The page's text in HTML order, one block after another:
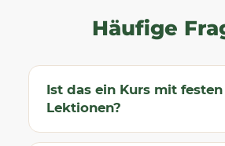
Häufige
Ist das ein Kurs mit festen
Lektionen?